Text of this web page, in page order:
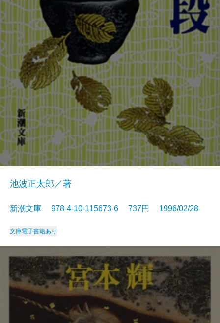
池波正太郎／著
新潮文庫 978-4-10-115673-6 737円 1996/02/28
文庫電子書籍あり